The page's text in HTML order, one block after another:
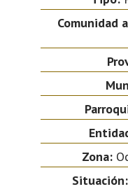
Comunidad
Zona:
Situación: